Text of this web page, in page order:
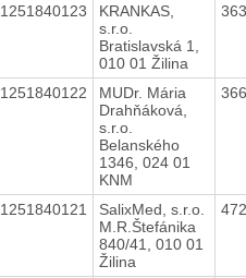
1251840123
KRANKAS,
s.r.o.
Bratislavská 1,
010 01 Žilina
1251840122
MUDr. Mária
Drahňáková,
s.r.o.
Belanského
1346, 024 01
KNM
1251840121
SalixMed, s.r.o.
M.R.Štefánika
840/41, 010 01
Žilina